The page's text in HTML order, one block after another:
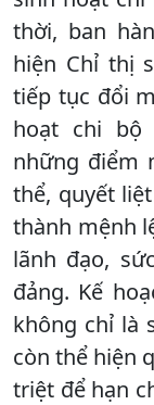
thời, ban
hiện Chỉ thị
tiếp tục đổi
hoạt chi bộ
những điểm
thể, quyết
thành mệnh
lãnh đạo,
đảng. Kế
không chỉ là
còn thể hiện
triệt để hạn